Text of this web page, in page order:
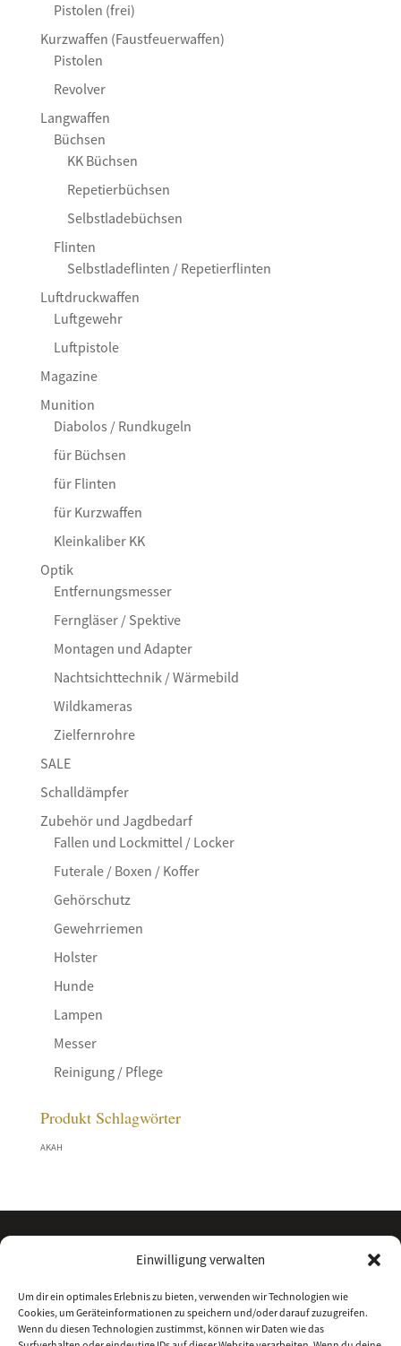
Einwilligung verwalten
Um dir ein optimales Erlebnis zu bieten, verwenden wir Technologien wie
Cookies, um Geräteinformationen zu speichern und/oder darauf zuzugreifen.
Wenn du diesen Technologien zustimmst, können wir Daten wie das
Pistolen (frei)
Kurzwaffen (Faustfeuerwaffen)
Pistolen
Revolver
Langwaffen
Büchsen
KK Büchsen
Repetierbüchsen
Selbstladebüchsen
Flinten
Selbstladeflinten / Repetierflinten
Luftdruckwaffen
Luftgewehr
Luftpistole
Magazine
Munition
Diabolos / Rundkugeln
für Büchsen
für Flinten
für Kurzwaffen
Kleinkaliber KK
Optik
Entfernungsmesser
Ferngläser / Spektive
Montagen und Adapter
Nachtsichttechnik / Wärmebild
Wildkameras
Zielfernrohre
SALE
Schalldämpfer
Zubehör und Jagdbedarf
Fallen und Lockmittel / Locker
Futerale / Boxen / Koffer
Gehörschutz
Gewehrriemen
Holster
Hunde
Lampen
Messer
Reinigung / Pflege
Produkt Schlagwörter
AKAH